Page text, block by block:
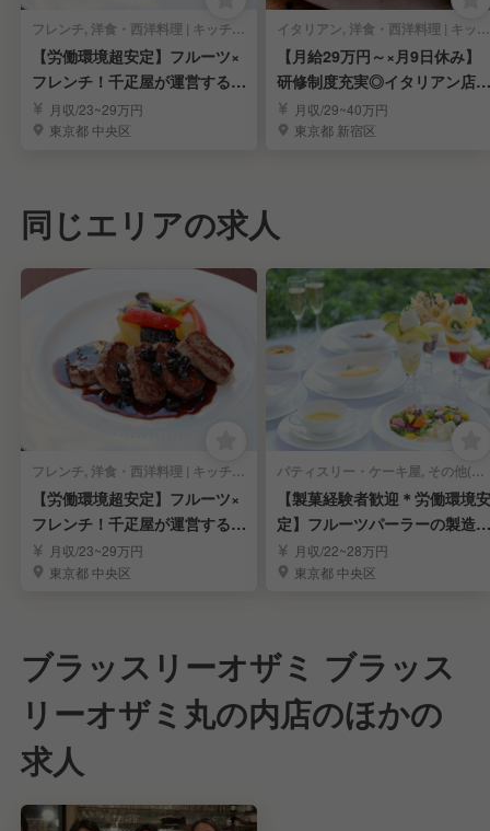
フレンチ, 洋食・西洋料理 | キッチンスタッフ
【労働環境超安定】フルーツ×
フレンチ！千疋屋が運営するレ
ストラン調理人
月収/23~29万円
東京都 中央区
イタリアン, 洋食・西洋料理 | キッチンスタッフ
【月給29万円～×月9日休み】
研修制度充実◎イタリアン店舗
スタッフ募集
月収/29~40万円
東京都 新宿区
同じエリアの求人
フレンチ, 洋食・西洋料理 | キッチンスタッフ
【労働環境超安定】フルーツ×
フレンチ！千疋屋が運営するレ
ストラン調理人
月収/23~29万円
東京都 中央区
パティスリー・ケーキ屋, その他(料理ジャンル) | キッチンスタッフ
【製菓経験者歓迎＊労働環境安
定】フルーツパーラーの製造・
調理スタッフ募集
月収/22~28万円
東京都 中央区
ブラッスリーオザミ ブラッス
リーオザミ丸の内店のほかの
求人